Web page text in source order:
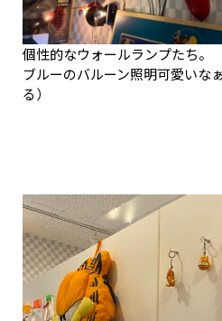
個性的なウォールランプたち。
ブルーのバルーン照明可愛いな
る）